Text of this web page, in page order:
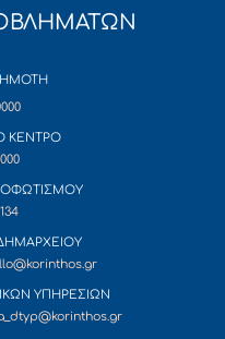
ΚΕΝΤΡΟ
ΥΠΗΡΕΣΙΩΝ